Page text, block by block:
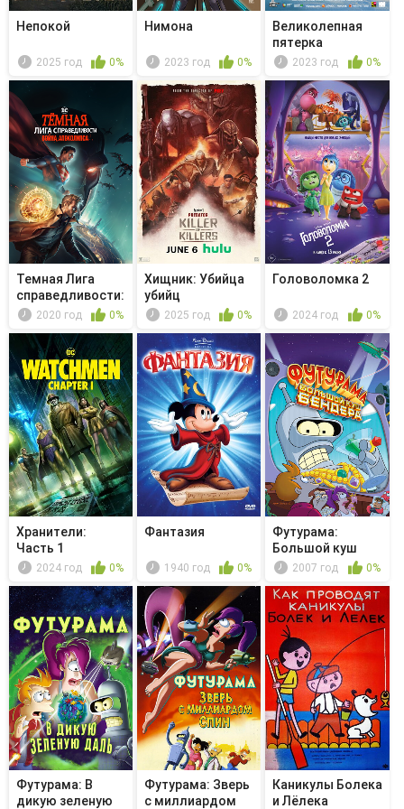
Непокой
2025 год 0%
Нимона
2023 год 0%
Великолепная
пятерка
2023 год 0%
Темная Лига
справедливости:
Война апо...
2020 год 0%
Хищник: Убийца
убийц
2025 год 0%
Головоломка 2
2024 год 0%
Хранители:
Часть 1
2024 год 0%
Фантазия
1940 год 0%
Футурама:
Большой куш
Бендера!
2007 год 0%
Футурама: В
дикую зеленую
Футурама: Зверь
с миллиардом
Каникулы Болека
и Лёлека